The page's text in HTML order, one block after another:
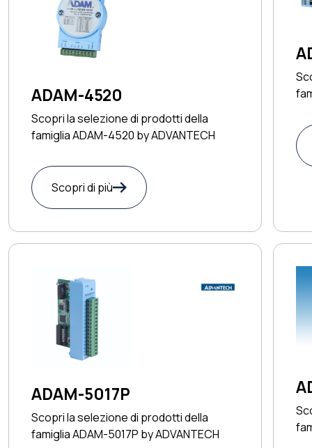
ADAM-4520
Scopri la selezione di prodotti della
famiglia ADAM-4520 by ADVANTECH
Scopri di più
ADAM-5017P
Scopri la selezione di prodotti della
famiglia ADAM-5017P by ADVANTECH